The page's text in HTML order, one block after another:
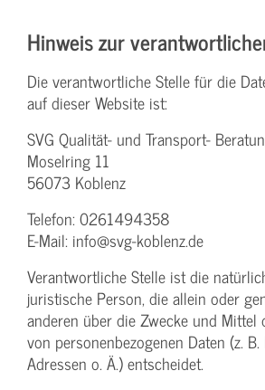
Hinweis zur
Die verantwortliche Stelle für die
auf dieser Website ist:
SVG Qualität- und Transport-
Moselring 11
56073 Koblenz
Telefon: 0261494358
E-Mail: info@svg-koblenz.de
Verantwortliche Stelle ist die
juristische Person, die allein oder
anderen über die Zwecke und Mittel
von personenbezogenen Daten (z.
Adressen o. Ä.) entscheidet.